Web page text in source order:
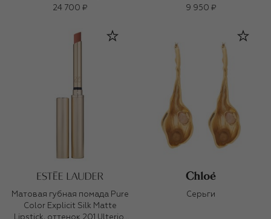
24 700 ₽
9 950 ₽
Матовая губная помада Pure
Color Explicit Silk Matte
Lipstick, оттенок 201 Ulterior
Серьги